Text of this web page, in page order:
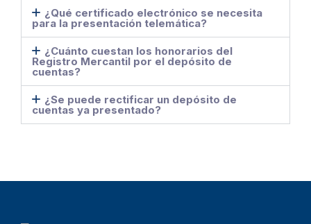
¿Qué certificado electrónico se necesita
para la presentación telemática?
¿Cuánto cuestan los honorarios del
Registro Mercantil por el depósito de
cuentas?
¿Se puede rectificar un depósito de
cuentas ya presentado?